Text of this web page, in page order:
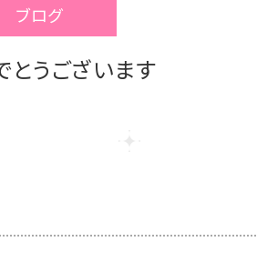
ブログ
とうございます